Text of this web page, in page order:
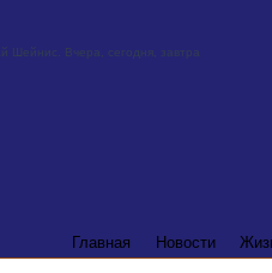
Главная Новости